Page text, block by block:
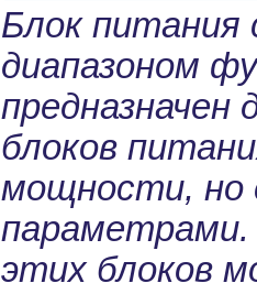
Блок питания
диапазоном
предназначен
блоков
мощности, но
этих блоков